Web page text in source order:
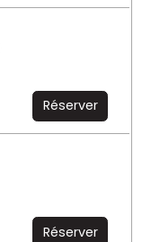
Réserver
Réserver